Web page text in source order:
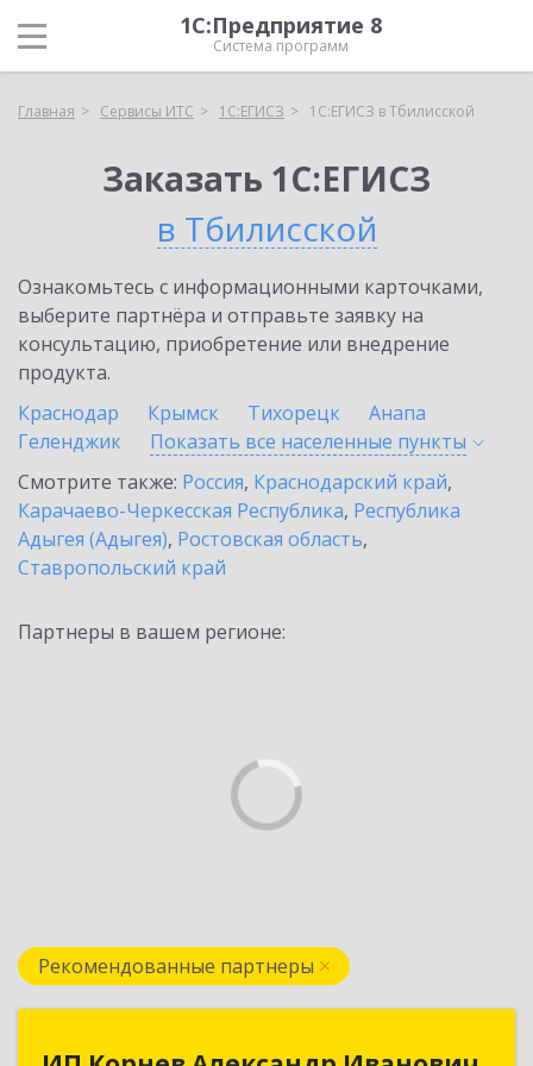
1С:Предприятие 8
Система программ
Главная Сервисы ИТС 1С:ЕГИСЗ 1С:ЕГИСЗ в Тбилисской
Заказать 1С:ЕГИСЗ
в Тбилисской
Ознакомьтесь с информационными карточками,
выберите партнёра и отправьте заявку на
консультацию, приобретение или внедрение
продукта.
Краснодар
Крымск Тихорецк
Анапа
Геленджик
Показать все населенные пункты
Смотрите также: Россия, Краснодарский край,
Карачаево-Черкесская Республика, Республика
Адыгея (Адыгея), Ростовская область,
Ставропольский край
Партнеры в вашем регионе:
Рекомендованные партнеры